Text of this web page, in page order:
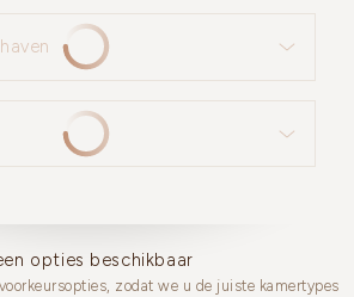
opties beschikbaar
zodat we u de juiste kamertypes